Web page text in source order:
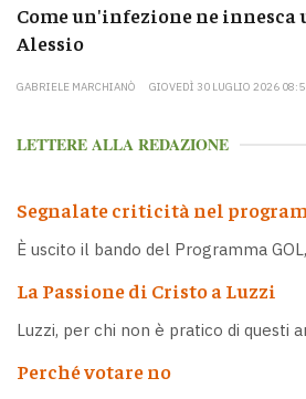
Come un'infezione ne innesca
Alessio
GABRIELE MARCHIANÒ GIOVEDÌ 30 LUGLIO 2026
LETTERE ALLA REDAZIONE
Segnalate criticità nel
È uscito il bando del Programma
La Passione di Cristo a Luzzi
Luzzi, per chi non è pratico di questi
Perché votare no